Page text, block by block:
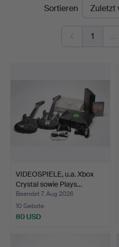
Gomér
Linköping
EndpreiseSortieren
1 …
VIDEOSPIELE, u.a. Xbox
Crystal sowie Plays…
Beendet 7. Aug 2026
10 Gebote
80 USD